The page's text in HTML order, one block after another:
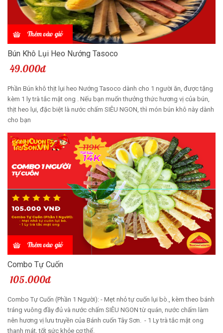
Thêm vào giỏ
Bún Khô Lụi Heo Nướng Tasoco
49.000đ
Phần Bún khô thịt lụi heo Nướng Tasoco dành cho 1 người ăn, được tặng
kèm 1 ly trà tắc mật ong . Nếu bạn muốn thưởng thức hương vị của bún,
thịt heo lụi, đặc biệt là nước chấm SIÊU NGON, thì món bún khô này dành
cho bạn
Thêm vào giỏ
Combo Tự Cuốn
105.000đ
Combo Tự Cuốn (Phần 1 Người): - Mẹt nhỏ tự cuốn lụi bò., kèm theo bánh
tráng vuông đầy đủ và nước chấm SIÊU NGON từ quán, nước chấm làm
nên hương vị lưu truyền của Bánh cuốn Tây Sơn. - 1 Ly trà tắc mật ong
thanh mát, tốt sức khỏe cơ thể.